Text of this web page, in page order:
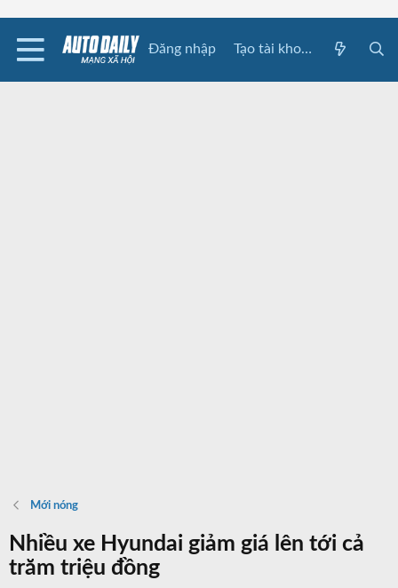
Đăng nhập Tạo tài khoản
Mới nóng
Nhiều xe Hyundai giảm giá lên tới cả
trăm triệu đồng